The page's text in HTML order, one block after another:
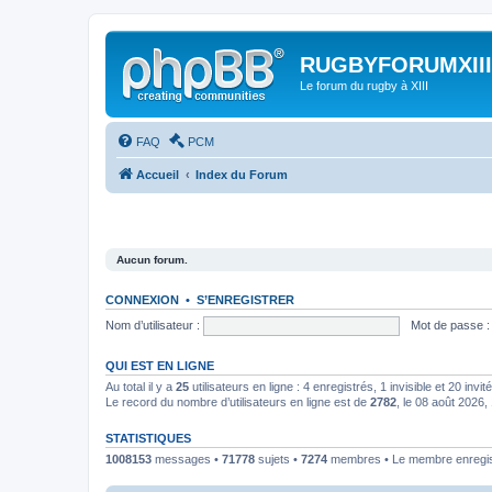
RUGBYFORUMXIII
Le forum du rugby à XIII
FAQ PCM
Accueil Index du Forum
Aucun forum.
CONNEXION • S’ENREGISTRER
Nom d’utilisateur :
Mot de passe :
QUI EST EN LIGNE
Au total il y a 25 utilisateurs en ligne : 4 enregistrés, 1 invisible et 20
Le record du nombre d’utilisateurs en ligne est de 2782 , le 08 août 2026,
STATISTIQUES
1008153 messages • 71778 sujets • 7274 membres • Le membre